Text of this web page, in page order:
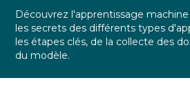
Découvrez l'apprentissage
les secrets des différents types
les étapes clés, de la collecte des
du modèle.